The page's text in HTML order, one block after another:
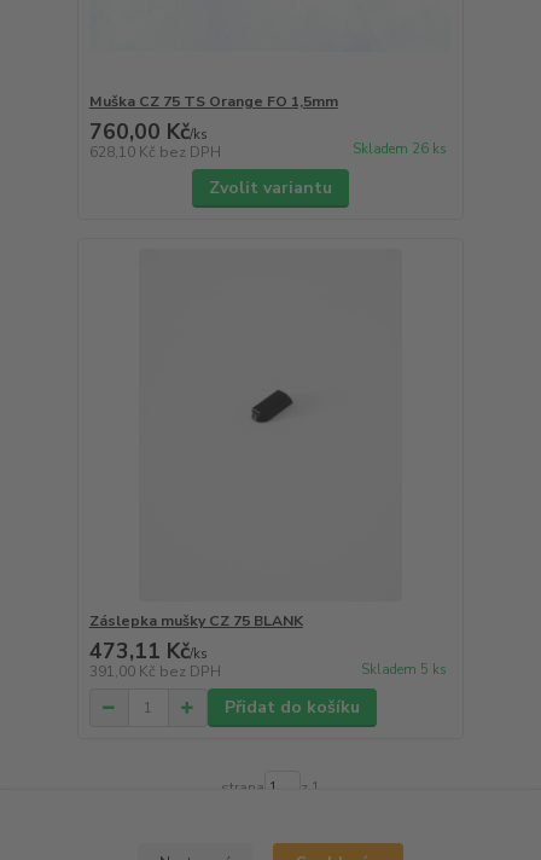
Muška CZ 75 TS Orange FO 1,5mm
760,00 Kč/ks
628,10 Kč bez DPH Skladem 26 ks
Zvolit variantu
Záslepka mušky CZ 75 BLANK
473,11 Kč/ks
391,00 Kč bez DPH Skladem 5 ks
Přidat do košíku
strana z 1